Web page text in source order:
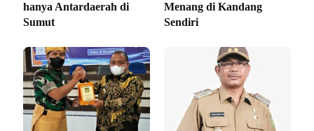
hanya Antardaerah di
Sumut
Menang di Kandang
Sendiri